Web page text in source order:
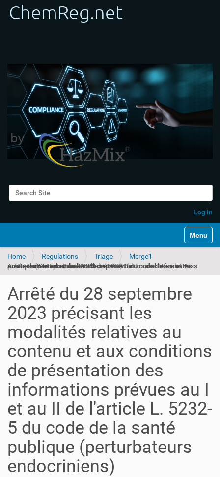
Search Site
Log in
Toggle
Home Regulations Triage
Merge1
Arrêté du 28 septembre 2023 précisant les modalités relatives au contenu et aux conditions de présentation des informations prévues au I et au II de l'article L. 5232-5 du code de la santé publique (perturbateurs endocriniens)
Arrêté du 28 septembre
2023 précisant les
modalités relatives au
contenu et aux conditions
de présentation des
informations prévues au I
et au II de l'article L. 5232-
5 du code de la santé
publique (perturbateurs
endocriniens)